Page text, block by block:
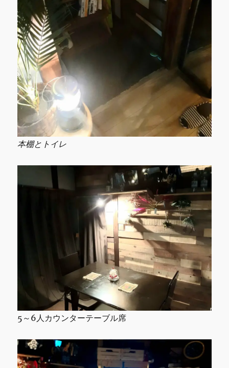
本棚とトイレ
5～6人カウンターテーブル席